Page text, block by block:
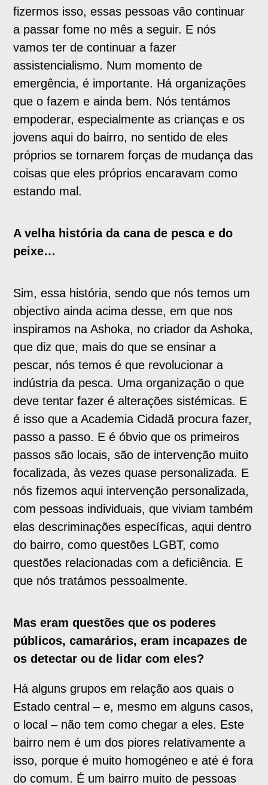
fizermos isso, essas pessoas vão continuar
a passar fome no mês a seguir. E nós
vamos ter de continuar a fazer
assistencialismo. Num momento de
emergência, é importante. Há organizações
que o fazem e ainda bem. Nós tentámos
empoderar, especialmente as crianças e os
jovens aqui do bairro, no sentido de eles
próprios se tornarem forças de mudança das
coisas que eles próprios encaravam como
estando mal.
A velha história da cana de pesca e do
peixe…
Sim, essa história, sendo que nós temos um
objectivo ainda acima desse, em que nos
inspiramos na Ashoka, no criador da Ashoka,
que diz que, mais do que se ensinar a
pescar, nós temos é que revolucionar a
indústria da pesca. Uma organização o que
deve tentar fazer é alterações sistémicas. E
é isso que a Academia Cidadã procura fazer,
passo a passo. E é óbvio que os primeiros
passos são locais, são de intervenção muito
focalizada, às vezes quase personalizada. E
nós fizemos aqui intervenção personalizada,
com pessoas individuais, que viviam também
elas descriminações específicas, aqui dentro
do bairro, como questões LGBT, como
questões relacionadas com a deficiência. E
que nós tratámos pessoalmente.
Mas eram questões que os poderes
públicos, camarários, eram incapazes de
os detectar ou de lidar com eles?
Há alguns grupos em relação aos quais o
Estado central – e, mesmo em alguns casos,
o local – não tem como chegar a eles. Este
bairro nem é um dos piores relativamente a
isso, porque é muito homogéneo e até é fora
do comum. É um bairro muito de pessoas